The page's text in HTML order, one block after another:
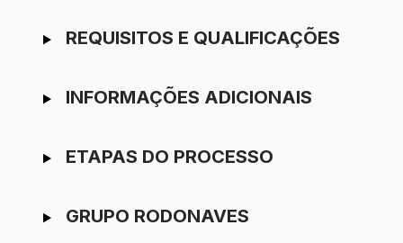
REQUISITOS E QUALIFICAÇÕES
INFORMAÇÕES ADICIONAIS
ETAPAS DO PROCESSO
GRUPO RODONAVES